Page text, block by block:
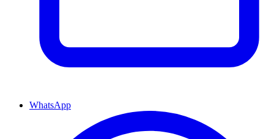
WhatsApp